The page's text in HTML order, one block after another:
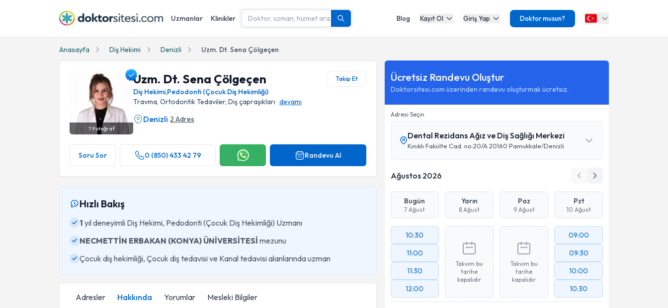
Uzmanlar Klinikler Blog Kayıt Ol Giriş Yap Doktor musun?
Anasayfa Diş Hekimi Denizli Uzm. Dt. Sena Çölgeçen
7Fotoğraf
Uzm. Dt. Sena Çölgeçen Takip Et
Diş Hekimi,Pedodonti (Çocuk Diş Hekimliği)
Travma, Ortodontik Tedaviler, Diş çapraşıkları devamı
Denizli 2 Adres
Soru Sor 0 (850) 433 42 79 Randevu Al
Hızlı Bakış
1 yıl deneyimli Diş Hekimi, Pedodonti (Çocuk Diş Hekimliği) Uzmanı
NECMETTİN ERBAKAN (KONYA) ÜNİVERSİTESİ mezunu
Çocuk diş hekimliği, Çocuk diş tedavisi ve Kanal tedavisi alanlarında uzman
Adresler Hakkında Yorumlar Mesleki Bilgiler
Ücretsiz Randevu Oluştur
Doktorsitesi.com üzerinden randevu oluşturmak ücretsiz.
Adresi Seçin
Dental Rezidans Ağız ve Diş Sağlığı Merkezi
Kınıklı Fakülte Cad. no:20/A 20160 Pamukkale/Denizli
Ağustos 2026
Bugün
7 Ağust
Yarın
8 Ağust
Paz
9 Ağust
Pzt
10 Ağust
10:30
11:00
11:30
12:00
Takvim bu
tarihe
kapalıdır
Takvim bu
tarihe
kapalıdır
09:00
09:30
10:00
10:30